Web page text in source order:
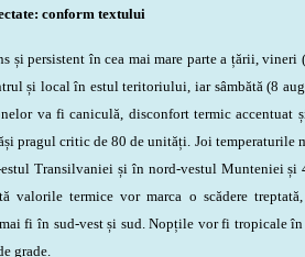
conform textului
persistent în cea mai mare parte a țării, vineri
și local în estul teritoriului, iar sâmbătă (8
va fi caniculă, disconfort termic accentuat
pragul critic de 80 de unități. Joi temperaturile
Transilvaniei și în nord-vestul Munteniei și
valorile termice vor marca o scădere
fi în sud-vest și sud. Nopțile vor fi tropicale
grade.